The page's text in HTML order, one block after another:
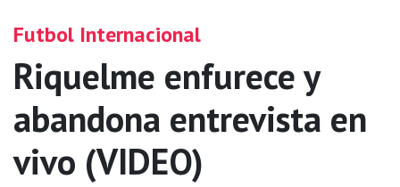
Futbol Internacional
Riquelme enfurece y
abandona entrevista en
vivo (VIDEO)